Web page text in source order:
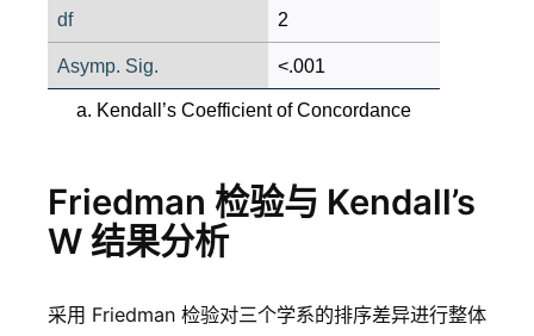
df 2
Asymp. Sig. <.001
a. Kendall’s Coefficient of Concordance
Friedman 检验与 Kendall’s
W 结果分析
采用 Friedman 检验对三个学系的排序差异进行整体